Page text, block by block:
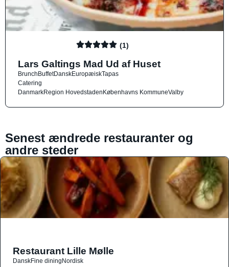
(1)
Lars Galtings Mad Ud af Huset
BrunchBuffetDanskEuropæiskTapas
Catering
DanmarkRegion HovedstadenKøbenhavns KommuneValby
Senest ændrede restauranter og
andre steder
Restaurant Lille Mølle
DanskFine diningNordisk